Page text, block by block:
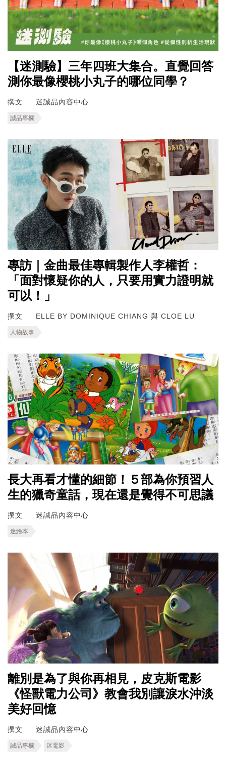
【迷測驗】三年四班大集合。直覺回答
測你最像櫻桃小丸子的哪位同學？
撰文 迷誠品內容中心
誠品專欄
專訪｜金曲最佳專輯製作人李權哲：
「面對懷疑你的人，只要用實力證明就
可以！」
撰文 ELLE BY DOMINIQUE CHIANG 與 CLOE LU
人物故事
長大再看才懂的細節！５部為你預習人
生的獵奇童話，現在還是覺得不可思議
撰文 迷誠品內容中心
迷繪本
離別是為了與你再相見，皮克斯電影
《怪獸電力公司》教會我別讓淚水沖淡
美好回憶
撰文 迷誠品內容中心
誠品專欄 迷電影